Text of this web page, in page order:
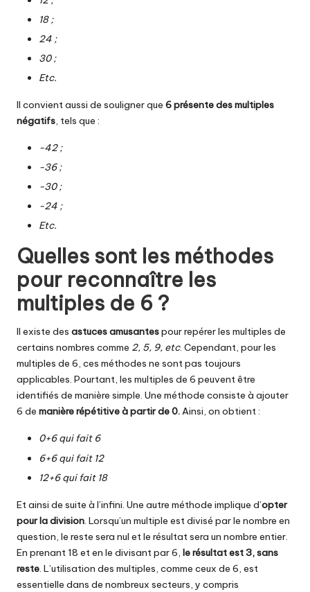
18 ;
24 ;
30 ;
Etc.
Il convient aussi de souligner que 6 présente des multiples
négatifs, tels que :
-42 ;
-36 ;
-30 ;
-24 ;
Etc.
Quelles sont les méthodes
pour reconnaître les
multiples de 6 ?
Il existe des astuces amusantespour repérer les multiples de
certains nombres comme 2, 5, 9, etc. Cependant, pour les
multiples de 6, ces méthodes ne sont pas toujours
applicables. Pourtant, les multiples de 6 peuvent être
identifiés de manière simple. Une méthode consiste à ajouter
6 de manière répétitive à partir de 0.Ainsi, on obtient :
0+6 qui fait 6
6+6 qui fait 12
12+6 qui fait 18
Et ainsi de suite à l’infini. Une autre méthode implique d’opter
pour la division. Lorsqu’un multiple est divisé par le nombre en
question, le reste sera nul et le résultat sera un nombre entier.
En prenant 18 et en le divisant par 6, le résultat est 3, sans
reste. L’utilisation des multiples, comme ceux de 6, est
essentielle dans de nombreux secteurs, y compris